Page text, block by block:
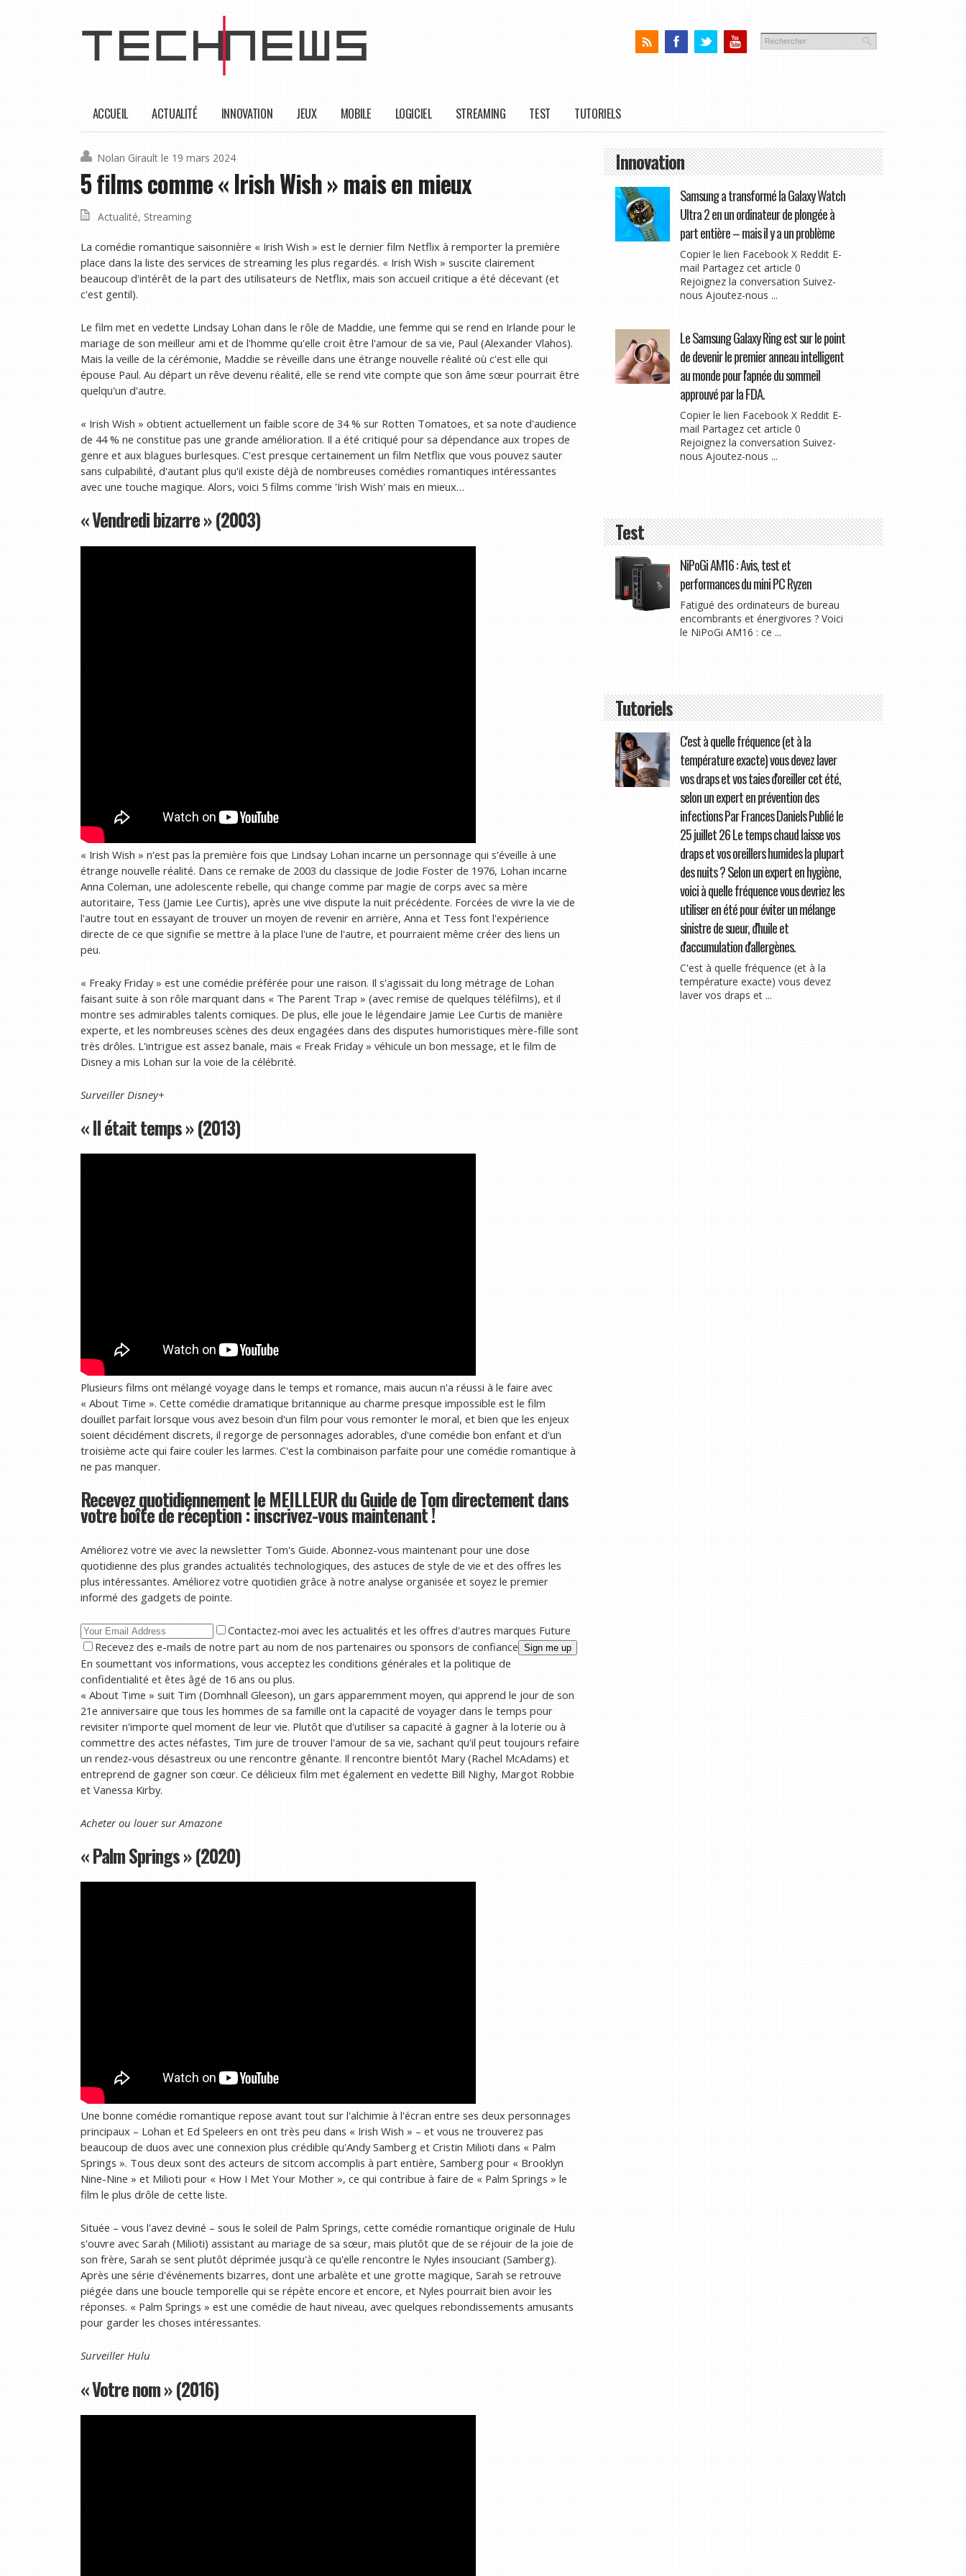
ACCUEIL ACTUALITÉ INNOVATION JEUX MOBILE LOGICIEL STREAMING TEST TUTORIELS
Nolan Girault le 19 mars 2024
5 films comme « Irish Wish » mais en mieux
Actualité, Streaming
La comédie romantique saisonnière « Irish Wish » est le dernier film Netflix à remporter la première
place dans la liste des services de streaming les plus regardés. « Irish Wish » suscite clairement
beaucoup d'intérêt de la part des utilisateurs de Netflix, mais son accueil critique a été décevant (et
c'est gentil).
Le film met en vedette Lindsay Lohan dans le rôle de Maddie, une femme qui se rend en Irlande pour le
mariage de son meilleur ami et de l'homme qu'elle croit être l'amour de sa vie, Paul (Alexander Vlahos).
Mais la veille de la cérémonie, Maddie se réveille dans une étrange nouvelle réalité où c'est elle qui
épouse Paul. Au départ un rêve devenu réalité, elle se rend vite compte que son âme sœur pourrait être
quelqu'un d'autre.
« Irish Wish » obtient actuellement un faible score de 34 % sur Rotten Tomatoes, et sa note d'audience
de 44 % ne constitue pas une grande amélioration. Il a été critiqué pour sa dépendance aux tropes de
genre et aux blagues burlesques. C'est presque certainement un film Netflix que vous pouvez sauter
sans culpabilité, d'autant plus qu'il existe déjà de nombreuses comédies romantiques intéressantes
avec une touche magique. Alors, voici 5 films comme 'Irish Wish' mais en mieux…
« Vendredi bizarre » (2003)
« Irish Wish » n'est pas la première fois que Lindsay Lohan incarne un personnage qui s'éveille à une
étrange nouvelle réalité. Dans ce remake de 2003 du classique de Jodie Foster de 1976, Lohan incarne
Anna Coleman, une adolescente rebelle, qui change comme par magie de corps avec sa mère
autoritaire, Tess (Jamie Lee Curtis), après une vive dispute la nuit précédente. Forcées de vivre la vie de
l'autre tout en essayant de trouver un moyen de revenir en arrière, Anna et Tess font l'expérience
directe de ce que signifie se mettre à la place l'une de l'autre, et pourraient même créer des liens un
peu.
« Freaky Friday » est une comédie préférée pour une raison. Il s'agissait du long métrage de Lohan
faisant suite à son rôle marquant dans « The Parent Trap » (avec remise de quelques téléfilms), et il
montre ses admirables talents comiques. De plus, elle joue le légendaire Jamie Lee Curtis de manière
experte, et les nombreuses scènes des deux engagées dans des disputes humoristiques mère-fille sont
très drôles. L'intrigue est assez banale, mais « Freak Friday » véhicule un bon message, et le film de
Disney a mis Lohan sur la voie de la célébrité.
Surveiller Disney+
« Il était temps » (2013)
Plusieurs films ont mélangé voyage dans le temps et romance, mais aucun n'a réussi à le faire avec
« About Time ». Cette comédie dramatique britannique au charme presque impossible est le film
douillet parfait lorsque vous avez besoin d'un film pour vous remonter le moral, et bien que les enjeux
soient décidément discrets, il regorge de personnages adorables, d'une comédie bon enfant et d'un
troisième acte qui faire couler les larmes. C'est la combinaison parfaite pour une comédie romantique à
ne pas manquer.
Recevez quotidiennement le MEILLEUR du Guide de Tom directement dans
votre boîte de réception : inscrivez-vous maintenant !
Améliorez votre vie avec la newsletter Tom's Guide. Abonnez-vous maintenant pour une dose
quotidienne des plus grandes actualités technologiques, des astuces de style de vie et des offres les
plus intéressantes. Améliorez votre quotidien grâce à notre analyse organisée et soyez le premier
informé des gadgets de pointe.
Contactez-moi avec les actualités et les offres d'autres marques Future
Recevez des e-mails de notre part au nom de nos partenaires ou sponsors de confiance
En soumettant vos informations, vous acceptez les conditions générales et la politique de
confidentialité et êtes âgé de 16 ans ou plus.
« About Time » suit Tim (Domhnall Gleeson), un gars apparemment moyen, qui apprend le jour de son
21e anniversaire que tous les hommes de sa famille ont la capacité de voyager dans le temps pour
revisiter n'importe quel moment de leur vie. Plutôt que d'utiliser sa capacité à gagner à la loterie ou à
commettre des actes néfastes, Tim jure de trouver l'amour de sa vie, sachant qu'il peut toujours refaire
un rendez-vous désastreux ou une rencontre gênante. Il rencontre bientôt Mary (Rachel McAdams) et
entreprend de gagner son cœur. Ce délicieux film met également en vedette Bill Nighy, Margot Robbie
et Vanessa Kirby.
Acheter ou louer surAmazone
« Palm Springs » (2020)
Une bonne comédie romantique repose avant tout sur l'alchimie à l'écran entre ses deux personnages
principaux – Lohan et Ed Speleers en ont très peu dans « Irish Wish » – et vous ne trouverez pas
beaucoup de duos avec une connexion plus crédible qu'Andy Samberg et Cristin Milioti dans « Palm
Springs ». Tous deux sont des acteurs de sitcom accomplis à part entière, Samberg pour « Brooklyn
Nine-Nine » et Milioti pour « How I Met Your Mother », ce qui contribue à faire de « Palm Springs » le
film le plus drôle de cette liste.
Située – vous l'avez deviné – sous le soleil de Palm Springs, cette comédie romantique originale de Hulu
s'ouvre avec Sarah (Milioti) assistant au mariage de sa sœur, mais plutôt que de se réjouir de la joie de
son frère, Sarah se sent plutôt déprimée jusqu'à ce qu'elle rencontre le Nyles insouciant (Samberg).
Après une série d'événements bizarres, dont une arbalète et une grotte magique, Sarah se retrouve
piégée dans une boucle temporelle qui se répète encore et encore, et Nyles pourrait bien avoir les
réponses. « Palm Springs » est une comédie de haut niveau, avec quelques rebondissements amusants
pour garder les choses intéressantes.
SurveillerHulu
« Votre nom » (2016)
Innovation
Samsung a transformé la Galaxy Watch
Ultra 2 en un ordinateur de plongée à
part entière – mais il y a un problème
Copier le lien Facebook X Reddit E-
mail Partagez cet article 0
Rejoignez la conversation Suivez-
nous Ajoutez-nous ...
Le Samsung Galaxy Ring est sur le point
de devenir le premier anneau intelligent
au monde pour l'apnée du sommeil
approuvé par la FDA.
Copier le lien Facebook X Reddit E-
mail Partagez cet article 0
Rejoignez la conversation Suivez-
nous Ajoutez-nous ...
Test
NiPoGi AM16 : Avis, test et
performances du mini PC Ryzen
Fatigué des ordinateurs de bureau
encombrants et énergivores ? Voici
le NiPoGi AM16 : ce ...
Tutoriels
C'est à quelle fréquence (et à la
température exacte) vous devez laver
vos draps et vos taies d'oreiller cet été,
selon un expert en prévention des
infections Par Frances Daniels Publié le
25 juillet 26 Le temps chaud laisse vos
draps et vos oreillers humides la plupart
des nuits ? Selon un expert en hygiène,
voici à quelle fréquence vous devriez les
utiliser en été pour éviter un mélange
sinistre de sueur, d'huile et
d'accumulation d'allergènes.
C'est à quelle fréquence (et à la
température exacte) vous devez
laver vos draps et ...